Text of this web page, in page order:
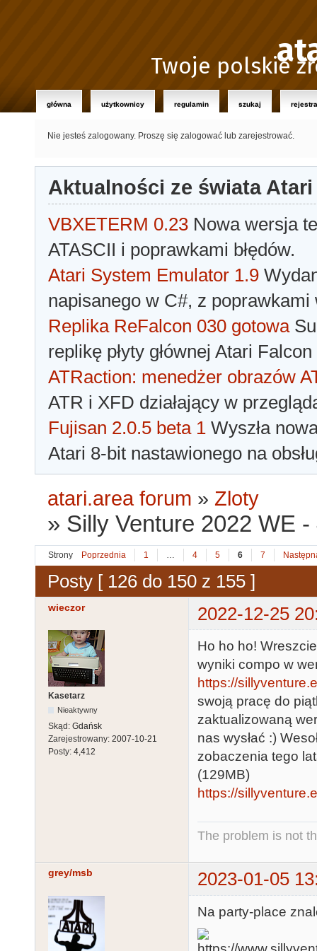
Twoje polskie
główna użytkownicy regulamin szukaj
Nie jesteś zalogowany. Proszę się zalogować lub zarejestrować.
Aktualności ze świata Atari
VBXETERM 0.23 Nowa wersja
ATASCII i poprawkami błędów.
Atari System Emulator 1.9
napisanego w C#, z poprawkami
Replika ReFalcon 030 gotowa
replikę płyty głównej Atari
ATRaction: menedżer obrazów
ATR i XFD działający w
Fujisan 2.0.5 beta 1 Wyszła
Atari 8-bit nastawionego na
atari.area forum » Zloty
» Silly Venture 2022 WE
Strony Poprzednia 1 … 4 5 6 7
Posty [ 126 do 150 z 155 ]
wieczor 2022-12-25
Kasetarz
Nieaktywny
Skąd: Gdańsk
Zarejestrowany: 2007-10-21
Posty: 4,412
Ho ho ho!
wyniki compo w
https://
swoją pracę do
zaktualizowaną
nas wysłać :)
zobaczenia tego
(129MB)
https://
The problem is not
grey/msb 2023-01-05
Na party-place